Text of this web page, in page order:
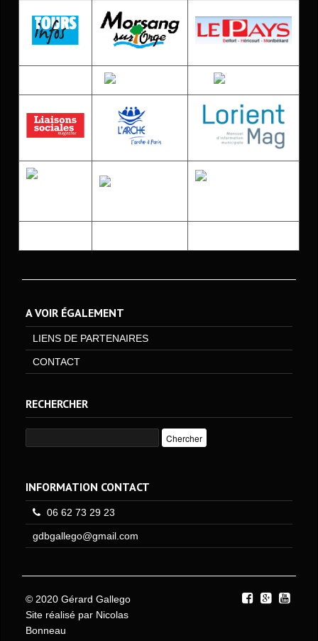
A VOIR ÉGALEMENT
LIENS DE PARTENAIRES
CONTACT
RECHERCHER
INFORMATION CONTACT
06 62 73 29 23
gdbgallego@gmail.com
© 2020 Gérard Gallego
Site réalisé par Nicolas
Bonneau